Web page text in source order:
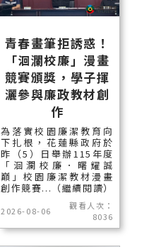
青春畫筆拒誘惑！
「洄瀾校廉」漫畫
競賽頒獎，學子揮
灑參與廉政教材創
作
為落實校園廉潔教育向
下扎根，花蓮縣政府於
昨（5）日舉辦115年度
「洄瀾校廉．曙耀誠
巔」校園廉潔教材漫畫
創作競賽...（繼續閱讀）
2026-08-06
觀看人次：
8036